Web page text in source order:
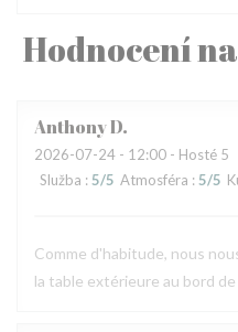
Hodnocení
AnthonyD
2026-07-24 - 12:00 - Hosté 5
Služba : 5/5 Atmosféra : 5/5
Comme d'habitude, nous
la table extérieure au bord